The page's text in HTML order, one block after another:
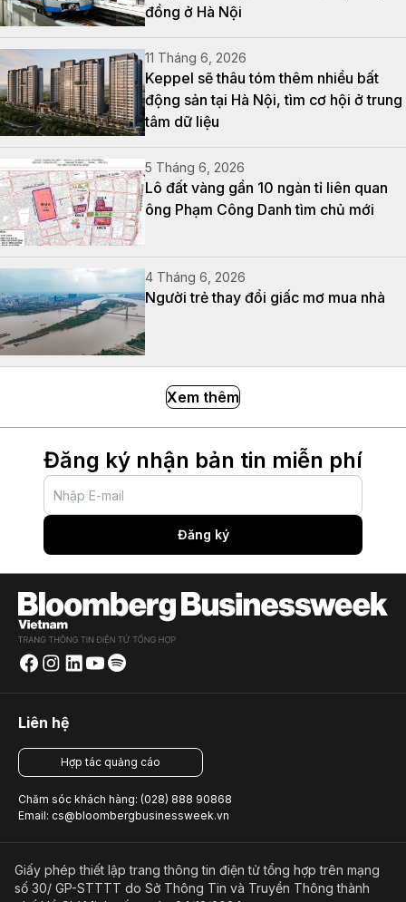
đồng ở Hà Nội
11 Tháng 6, 2026
Keppel sẽ thâu tóm thêm nhiều bất
động sản tại Hà Nội, tìm cơ hội ở trung
tâm dữ liệu
5 Tháng 6, 2026
Lô đất vàng gần 10 ngàn tỉ liên quan
ông Phạm Công Danh tìm chủ mới
4 Tháng 6, 2026
Người trẻ thay đổi giấc mơ mua nhà
Xem thêm
Đăng ký nhận bản tin miễn phí
Đăng ký
Liên hệ
Hợp tác quảng cáo
Chăm sóc khách hàng: (028) 888 90868
Email: cs@bloombergbusinessweek.vn
Giấy phép thiết lập trang thông tin điện tử tổng hợp trên mạng
số 30/ GP-STTTT do Sở Thông Tin và Truyền Thông thành